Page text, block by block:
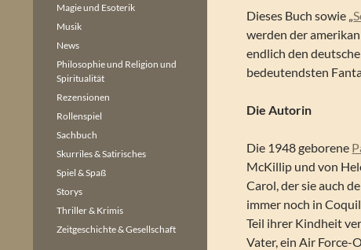
Dieses Buch sowie „
werden der
endlich den
bedeutendsten
Die Autorin
Die 1948 geborene
McKillip und von
Carol, der sie auch
immer noch in
Teil ihrer Kindheit
Vater, ein Air Force-
Magie und Esoterik
Musik
News
Philosophie und Religion und
Spiritualität
Rezensionen
Rollenspiel
Sachbuch
Skurriles & Satirisches
Spiel & Spaß
Storys
Thriller & Krimis
Zeitgeschichte & Gesellschaft